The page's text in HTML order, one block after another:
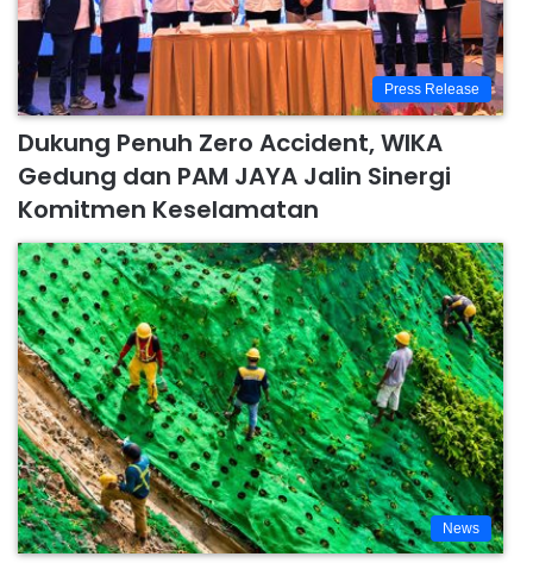
Press Release
Dukung Penuh Zero Accident, WIKA
Gedung dan PAM JAYA Jalin Sinergi
Komitmen Keselamatan
News